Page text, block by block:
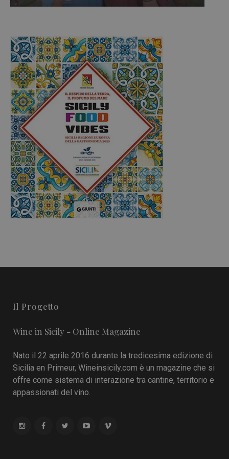
Il Progetto
Wine in Sicily - Online Magazine
Nato il 22 aprile 2016 durante la tredicesima edizione di
Sicilia en Primeur, Wineinsicily.com è un magazine che si
offre come sistema di interazione tra cantine, territorio e
appassionati del vino.